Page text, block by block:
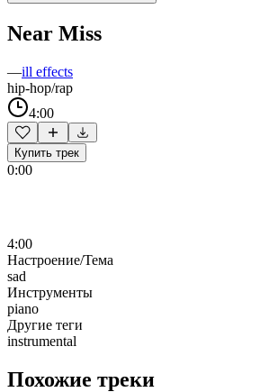
Near Miss
—ill effects
hip-hop/rap
4:00
Купить трек
0:00
4:00
Настроение/Тема
sad
Инструменты
piano
Другие теги
instrumental
Похожие треки